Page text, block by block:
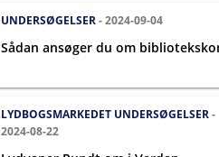
UNDERSØGELSER- 2024-09-04
Sådan ansøger du om
LYDBOGSMARKEDET UNDERSØGELSER-
2024-08-22